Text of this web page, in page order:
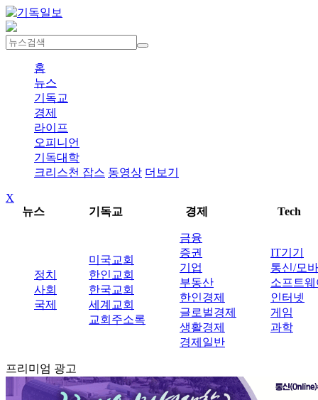
홈
뉴스
기독교
경제
라이프
오피니언
기독대학
크리스천 잡스 동영상 더보기
X
뉴스
기독교 경제 Tech
정치
사회
국제
미국교회
한인교회
한국교회
세계교회
교회주소록
금융
증권
기업
부동산
한인경제
글로벌경제
생활경제
경제일반
IT기기
통신/모
소프트웨
인터넷
게임
과학
프리미엄 광고